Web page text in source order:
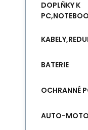
DOPLŇKY K
BATERIE
OCHRANNÉ
AUTO-MOTO